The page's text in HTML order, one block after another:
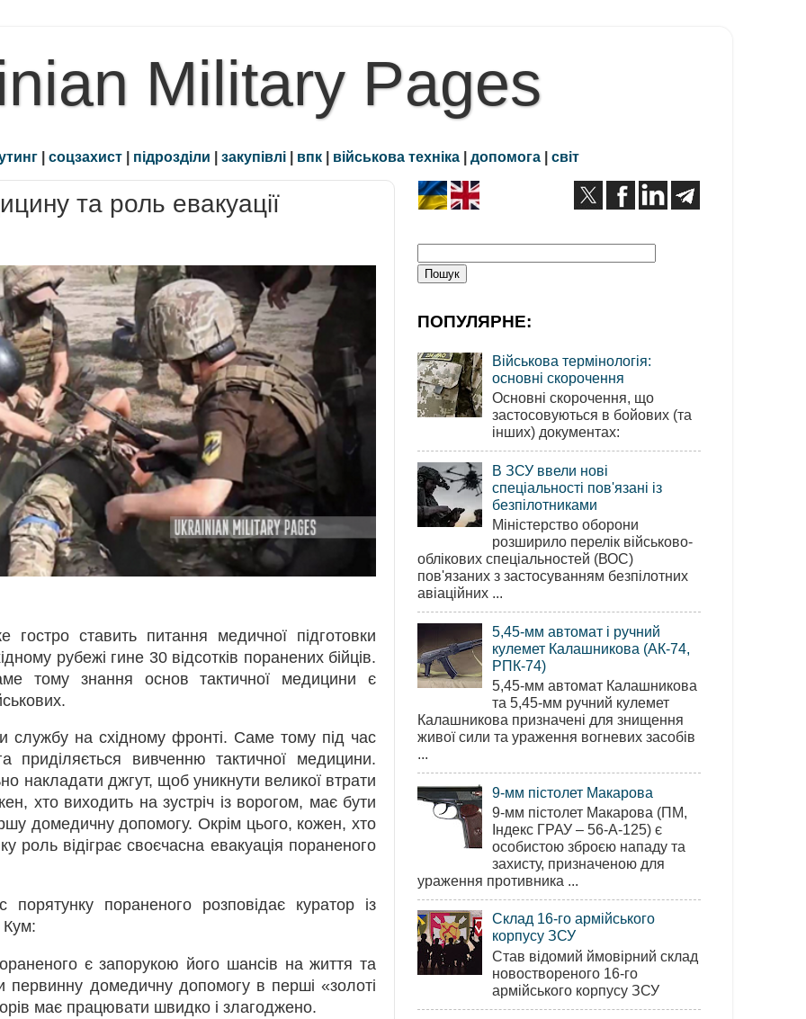
Military Pages
| соцзахист | підрозділи | закупівлі | впк | військова техніка | допомога | світ
та роль евакуації
гостро ставить питання медичної підготовки
рубежі гине 30 відсотків поранених бійців.
тому знання основ тактичної медицини є
на східному фронті. Саме тому під час
приділяється вивченню тактичної медицини.
накладати джгут, щоб уникнути великої втрати
хто виходить на зустріч із ворогом, має бути
домедичну допомогу. Окрім цього, кожен, хто
відіграє своєчасна евакуація пораненого
пораненого розповідає куратор із
Кум:
є запорукою його шансів на життя та
домедичну допомогу в перші «золоті
має працювати швидко і злагоджено.
ПОПУЛЯРНЕ:
Військова термінологія:
основні скорочення
Основні скорочення, що
застосовуються в бойових (та
інших) документах:
В ЗСУ ввели нові
спеціальності пов'язані із
безпілотниками
Міністерство оборони
розширило перелік військово-
облікових спеціальностей (ВОС)
пов'язаних з застосуванням безпілотних
авіаційних ...
5,45-мм автомат і ручний
кулемет Калашникова (АК-74,
РПК-74)
5,45-мм автомат Калашникова
та 5,45-мм ручний кулемет
Калашникова призначені для знищення
живої сили та ураження вогневих засобів
...
9-мм пістолет Макарова
9-мм пістолет Макарова (ПМ,
Індекс ГРАУ – 56-А-125) є
особистою зброєю нападу та
захисту, призначеною для
ураження противника ...
Склад 16-го армійського
корпусу ЗСУ
Став відомий ймовірний склад
новоствореного 16-го
армійського корпусу ЗСУ